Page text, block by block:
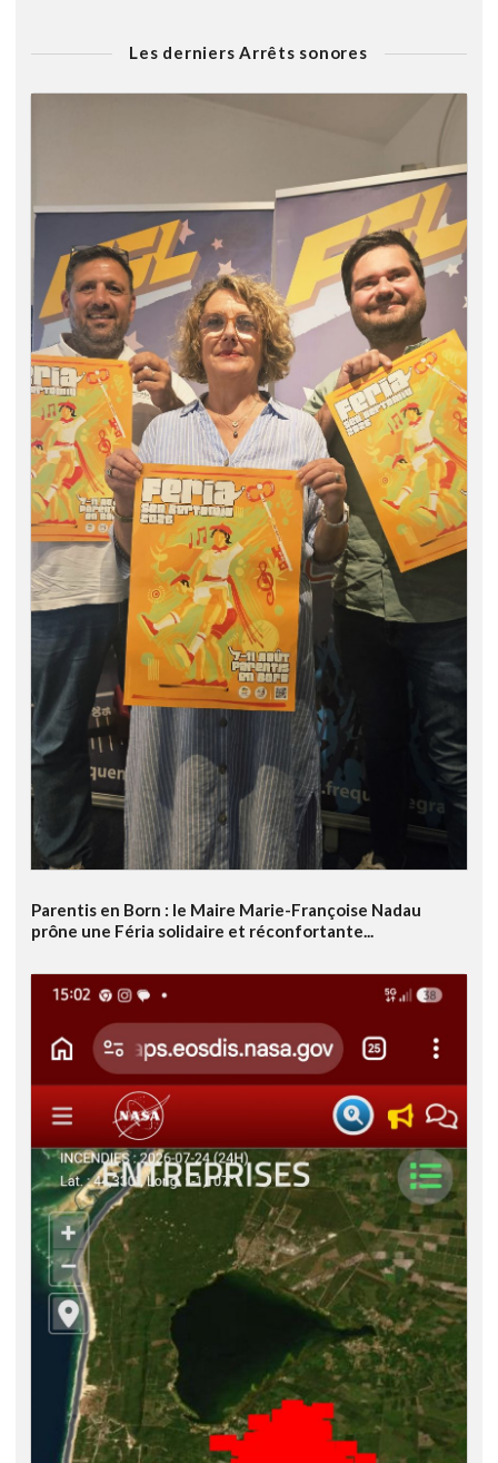
Les derniers Arrêts sonores
Parentis en Born : le Maire Marie-Françoise Nadau
prône une Féria solidaire et réconfortante...